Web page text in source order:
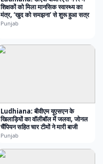
शिक्षकों को मिला मानसिक स्वास्थ्य का
मंत्र, ‘खुद को समझना’ से शुरू हुआ सत्र
Punjab
Ludhiana: बीवीएम यूएसएन के
खिलाड़ियों का वॉलीबॉल में जलवा, जोनल
चैंपियन सहित चार टीमों ने मारी बाजी
Punjab